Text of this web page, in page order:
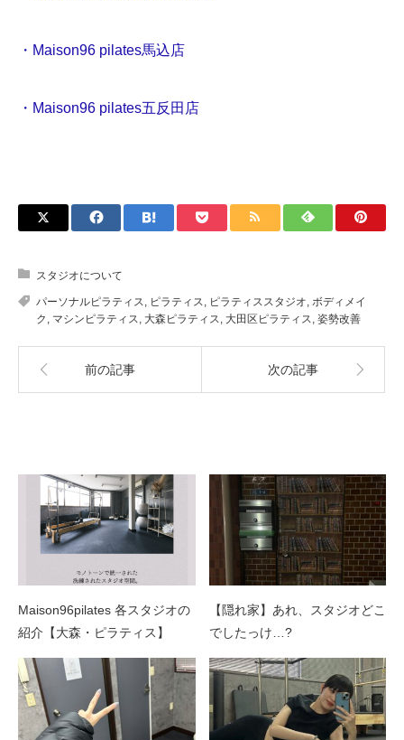
・Maison96 pilates馬込店
・Maison96 pilates五反田店
スタジオについて
パーソナルピラティス ピラティス ピラティススタジオ ボディメイ
ク
マシンピラティス 大森ピラティス 大田区ピラティス 姿勢改善
前の記事 次の記事
Maison96pilates 各スタジオの
紹介【大森・ピラティス】
【隠れ家】あれ、スタジオどこ
でしたっけ…?